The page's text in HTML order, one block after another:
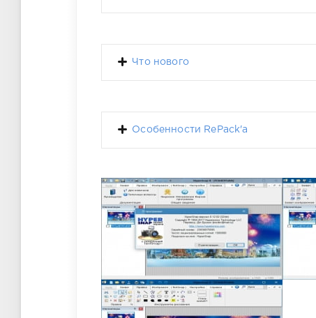
Что нового
Особенности RePack'a